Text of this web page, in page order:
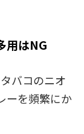
用はNG
バコのニオ
ーを頻繁にか